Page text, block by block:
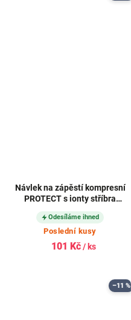
Návlek na zápěstí kompresní
PROTECT s ionty stříbra
SVĚTLE ŠEDÝ
Odesíláme ihned
Poslední kusy
101 Kč/ ks
–11 %